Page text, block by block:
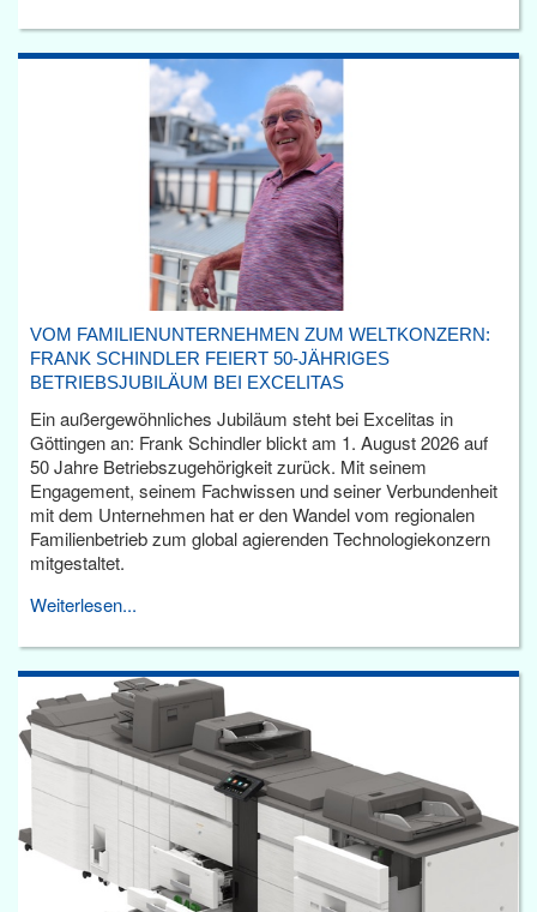
VOM FAMILIENUNTERNEHMEN ZUM WELTKONZERN:
FRANK SCHINDLER FEIERT 50-JÄHRIGES
BETRIEBSJUBILÄUM BEI EXCELITAS
Ein außergewöhnliches Jubiläum steht bei Excelitas in
Göttingen an: Frank Schindler blickt am 1. August 2026 auf
50 Jahre Betriebszugehörigkeit zurück. Mit seinem
Engagement, seinem Fachwissen und seiner Verbundenheit
mit dem Unternehmen hat er den Wandel vom regionalen
Familienbetrieb zum global agierenden Technologiekonzern
mitgestaltet.
Weiterlesen...